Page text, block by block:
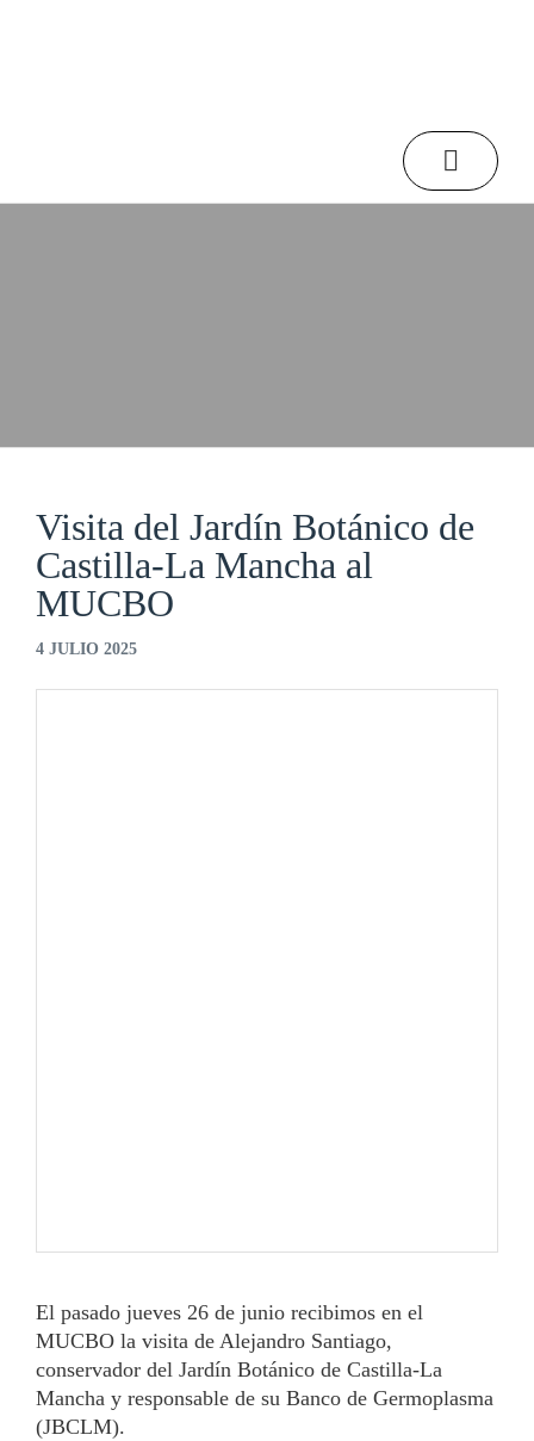
Visita del Jardín Botánico de Castilla-La Mancha al MUCBO
Visita del Jardín Botánico de
Castilla-La Mancha al
MUCBO
4 JULIO 2025
El pasado jueves 26 de junio recibimos en el
MUCBO la visita de Alejandro Santiago,
conservador del Jardín Botánico de Castilla-La
Mancha y responsable de su Banco de Germoplasma
(JBCLM).